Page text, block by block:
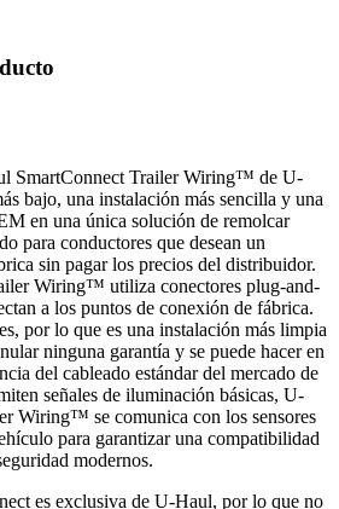
SmartConnect Trailer Wiring™ de U-
bajo, una instalación más sencilla y una
en una única solución de remolcar
para conductores que desean un
sin pagar los precios del distribuidor.
Wiring™ utiliza conectores plug-and-
a los puntos de conexión de fábrica.
por lo que es una instalación más limpia
ninguna garantía y se puede hacer en
del cableado estándar del mercado de
señales de iluminación básicas, U-
Wiring™ se comunica con los sensores
para garantizar una compatibilidad
modernos.
es exclusiva de U-Haul, por lo que no